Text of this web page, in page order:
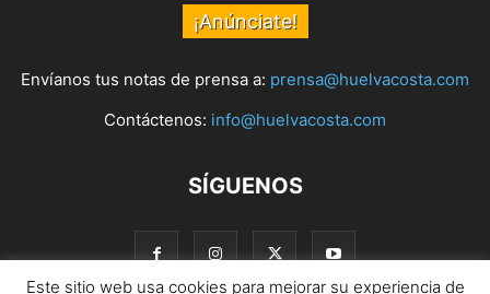
¡Anúnciate!
Envíanos tus notas de prensa a: prensa@huelvacosta.com
Contáctenos: info@huelvacosta.com
SÍGUENOS
Este sitio web usa cookies para mejorar su experiencia de